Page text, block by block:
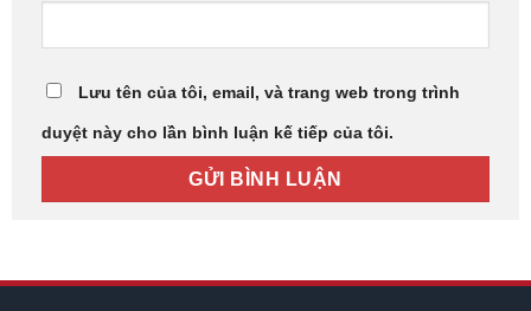
Lưu tên của tôi, email, và trang web trong trình
duyệt này cho lần bình luận kế tiếp của tôi.